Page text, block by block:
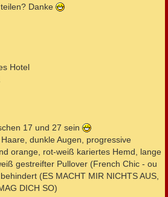
Danke
Hotel
17 und 27 sein
dunkle Augen, progressive
orange, rot-weiß kariertes Hemd, lange
gestreifter Pullover (French Chic - ou
(ES MACHT MIR NICHTS AUS,
DICH SO)